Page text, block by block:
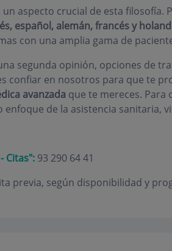
un aspecto crucial de esta filosofía.
español, alemán, francés y
con una amplia gama de
segunda opinión, opciones de
confiar en nosotros para que te
avanzada que te mereces.
de la asistencia sanitaria,
Citas":93 290 64 41
previa, según disponibilidad y